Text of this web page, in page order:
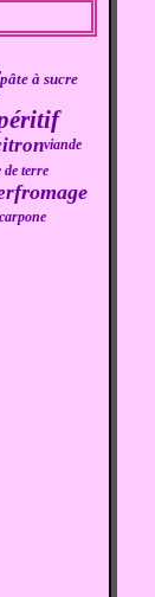
pâte à sucre
viande
de terre
fromage